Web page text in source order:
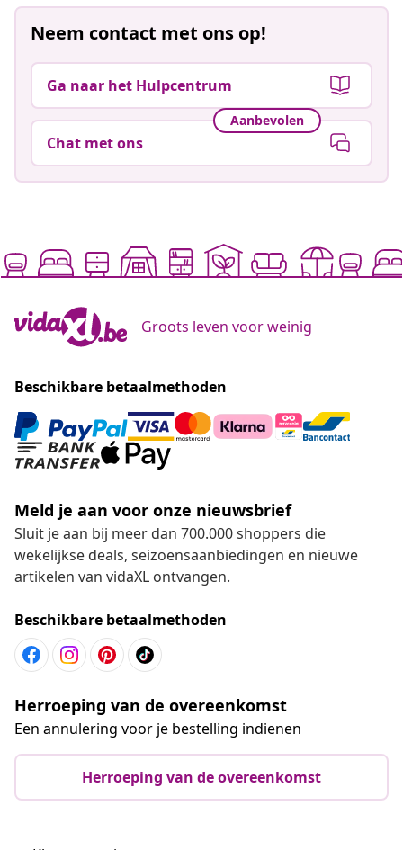
Neem contact met ons op!
Ga naar het Hulpcentrum
Aanbevolen
Chat met ons
Groots leven voor weinig
Beschikbare betaalmethoden
Meld je aan voor onze nieuwsbrief
Sluit je aan bij meer dan 700.000 shoppers die
wekelijkse deals, seizoensaanbiedingen en nieuwe
artikelen van vidaXL ontvangen.
Beschikbare betaalmethoden
Herroeping van de overeenkomst
Een annulering voor je bestelling indienen
Herroeping van de overeenkomst